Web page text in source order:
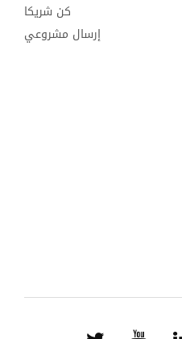
كن شريكا
إرسال مشروعي